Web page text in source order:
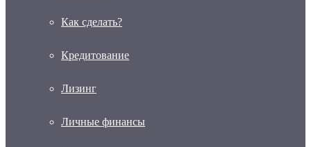
Как сделать?
Кредитование
Лизинг
Личные финансы